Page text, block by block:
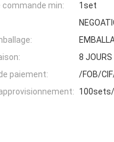
commande min:
1set
8 JOURS
paiement:
/FOB/